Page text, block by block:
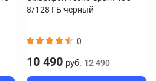
8/128 ГБ черный
0
10 490 руб. 12 490